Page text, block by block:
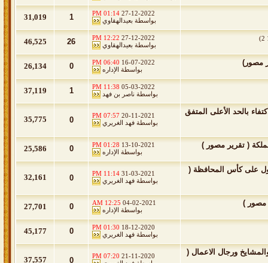
27-12-2022
01:14 PM
بواسطة بعيدالهقاوي 1
31,019
2
)
27-12-2022
12:22 PM
بواسطة بعيدالهقاوي 26
46,525
16-07-2022
06:40 PM
بواسطة الإداره 0
26,134
05-03-2022
11:38 PM
بواسطة ناصر بن فهد 1
37,119
بالحد الأعلى المتفق 20-11-2021
07:57 PM
بواسطة فهد الغريري 0
35,775
( تقرير مصور ) 13-10-2021
01:28 PM
بواسطة الإداره 0
25,586
على كأس المحافظة ( 31-03-2021
11:14 PM
بواسطة فهد الغريري 0
32,161
مصور ) 04-02-2021
12:25 AM
بواسطة الإداره 0
27,701
18-12-2020
01:30 PM
بواسطة فهد الغريري 0
45,177
ورجال الاعمال ( 21-11-2020
07:20 PM
0
37,557